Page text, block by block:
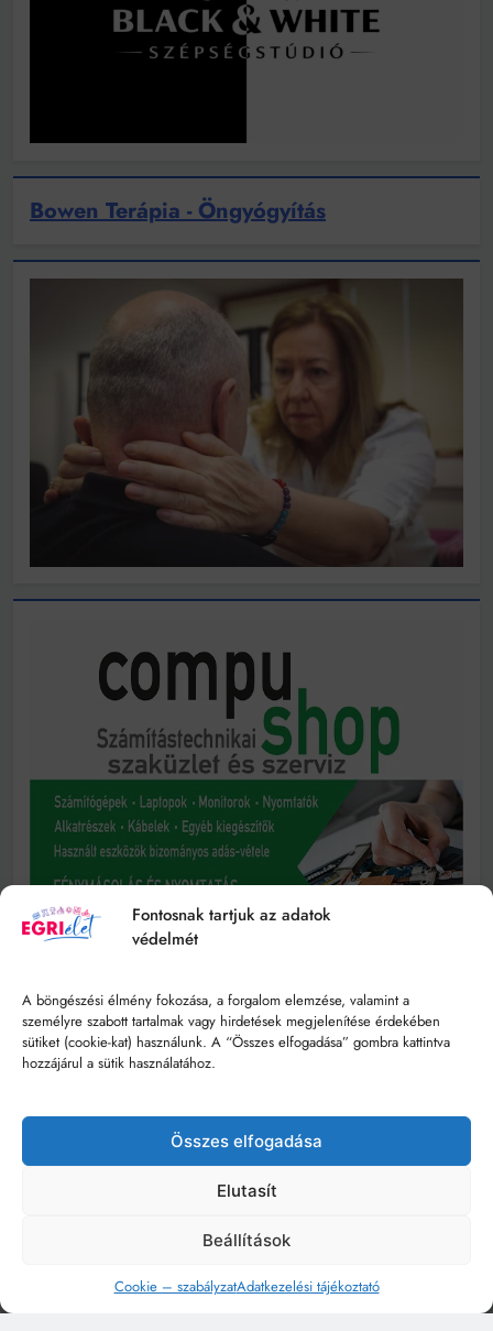
Fontosnak tartjuk az adatok
védelmét
A böngészési élmény fokozása, a forgalom elemzése, valamint a
személyre szabott tartalmak vagy hirdetések megjelenítése érdekében
sütiket (cookie-kat) használunk. A “Összes elfogadása” gombra kattintva
hozzájárul a sütik használatához.
Összes elfogadása
Elutasít
Beállítások
Cookie – szabályzatAdatkezelési tájékoztató
Bowen Terápia - Öngyógyítás